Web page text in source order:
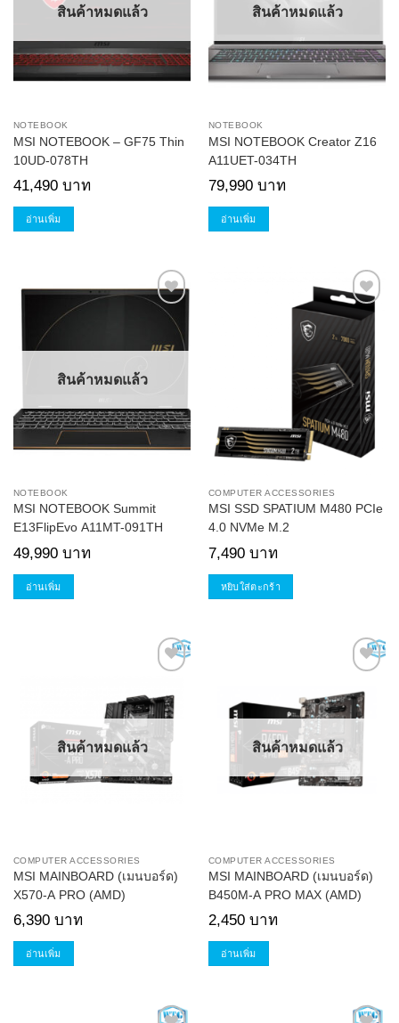
สินค้าหมดแล้ว
NOTEBOOK
MSI NOTEBOOK – GF75 Thin
10UD-078TH
41,490 บาท
อ่านเพิ่ม
สินค้าหมดแล้ว
NOTEBOOK
MSI NOTEBOOK Creator Z16
A11UET-034TH
79,990 บาท
อ่านเพิ่ม
Add to
สินค้าหมดแล้ว
NOTEBOOK
MSI NOTEBOOK Summit
E13FlipEvo A11MT-091TH
49,990 บาท
อ่านเพิ่ม
Add to
Wishlist
COMPUTER ACCESSORIES
MSI SSD SPATIUM M480 PCIe
4.0 NVMe M.2
7,490 บาท
หยิบใส่ตะกร้า
Add to
สินค้าหมดแล้ว
COMPUTER ACCESSORIES
MSI MAINBOARD (เมนบอร์ด)
X570-A PRO (AMD)
6,390 บาท
อ่านเพิ่ม
Add to
Wishlist
สินค้าหมดแล้ว
COMPUTER ACCESSORIES
MSI MAINBOARD (เมนบอร์ด)
B450M-A PRO MAX (AMD)
2,450 บาท
อ่านเพิ่ม